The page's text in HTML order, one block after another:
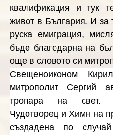
квалификация и тук
живот в България. И за
руска емиграция,
бъде благодарна на
още в словото си
Свещеноиконом
митрополит Сергий
тропара на свет.
Чудотворец и Химн на
създадена по